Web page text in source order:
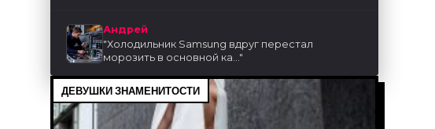
Андрей
"Холодильник Samsung вдруг перестал
морозить в основной ка..."
ДЕВУШКИ ЗНАМЕНИТОСТИ